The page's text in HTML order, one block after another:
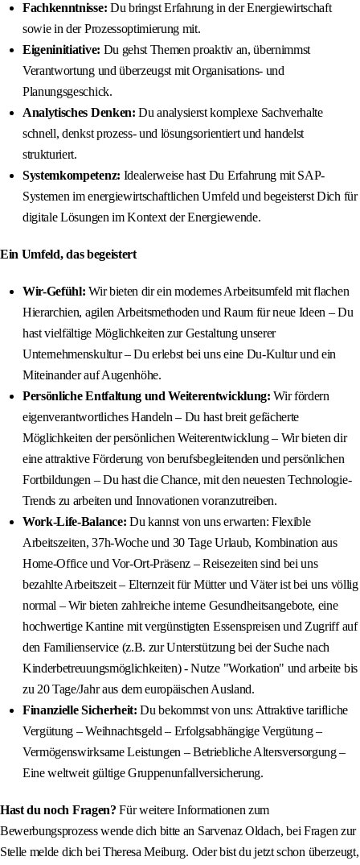
Fachkenntnisse: Du bringst Erfahrung in der Energiewirtschaft
sowie in der Prozessoptimierung mit.
Eigeninitiative: Du gehst Themen proaktiv an, übernimmst
Verantwortung und überzeugst mit Organisations- und
Planungsgeschick.
Analytisches Denken: Du analysierst komplexe Sachverhalte
schnell, denkst prozess- und lösungsorientiert und handelst
strukturiert.
Systemkompetenz: Idealerweise hast Du Erfahrung mit SAP-
Systemen im energiewirtschaftlichen Umfeld und begeisterst Dich für
digitale Lösungen im Kontext der Energiewende.
Ein Umfeld, das begeistert
Wir-Gefühl: Wir bieten dir ein modernes Arbeitsumfeld mit flachen
Hierarchien, agilen Arbeitsmethoden und Raum für neue Ideen – Du
hast vielfältige Möglichkeiten zur Gestaltung unserer
Unternehmenskultur – Du erlebst bei uns eine Du-Kultur und ein
Miteinander auf Augenhöhe.
Persönliche Entfaltung und Weiterentwicklung: Wir fördern
eigenverantwortliches Handeln – Du hast breit gefächerte
Möglichkeiten der persönlichen Weiterentwicklung – Wir bieten dir
eine attraktive Förderung von berufsbegleitenden und persönlichen
Fortbildungen – Du hast die Chance, mit den neuesten Technologie-
Trends zu arbeiten und Innovationen voranzutreiben.
Work-Life-Balance: Du kannst von uns erwarten: Flexible
Arbeitszeiten, 37h-Woche und 30 Tage Urlaub, Kombination aus
Home-Office und Vor-Ort-Präsenz – Reisezeiten sind bei uns
bezahlte Arbeitszeit – Elternzeit für Mütter und Väter ist bei uns völlig
normal – Wir bieten zahlreiche interne Gesundheitsangebote, eine
hochwertige Kantine mit vergünstigten Essenspreisen und Zugriff auf
den Familienservice (z.B. zur Unterstützung bei der Suche nach
Kinderbetreuungsmöglichkeiten) - Nutze "Workation" und arbeite bis
zu 20 Tage/Jahr aus dem europäischen Ausland.
Finanzielle Sicherheit: Du bekommst von uns: Attraktive tarifliche
Vergütung – Weihnachtsgeld – Erfolgsabhängige Vergütung –
Vermögenswirksame Leistungen – Betriebliche Altersversorgung –
Eine weltweit gültige Gruppenunfallversicherung.
Hast du noch Fragen? Für weitere Informationen zum
Bewerbungsprozess wende dich bitte an Sarvenaz Oldach, bei Fragen zur
Stelle melde dich bei Theresa Meiburg. Oder bist du jetzt schon überzeugt,